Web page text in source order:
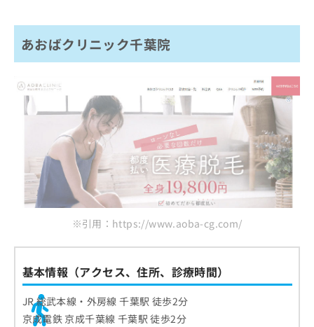
あおばクリニック千葉院
※引用：https://www.aoba-cg.com/
基本情報（アクセス、住所、診療時間）
JR 総武本線・外房線 千葉駅 徒歩2分
京成電鉄 京成千葉線 千葉駅 徒歩2分